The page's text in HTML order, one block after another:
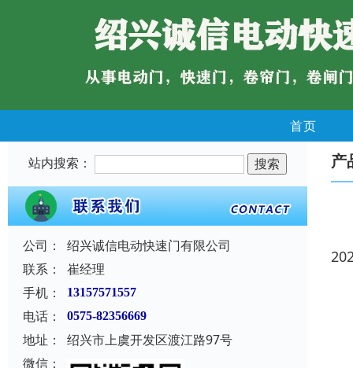
首页
站内搜索：
公司：
绍兴诚信电动快速门有限公司
联系：
崔经理
手机：
13157571557
电话： 0575-82356669
地址：
绍兴市上虞开发区渡江路97号
微信：
产